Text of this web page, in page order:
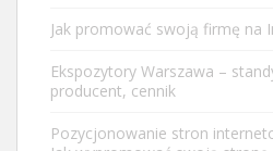
Jak promować swoją firmę na
Ekspozytory Warszawa –
producent, cennik
Pozycjonowanie stron